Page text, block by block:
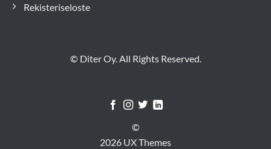
Rekisteriseloste
© Diter Oy. All Rights Reserved.
©
2026 UX Themes